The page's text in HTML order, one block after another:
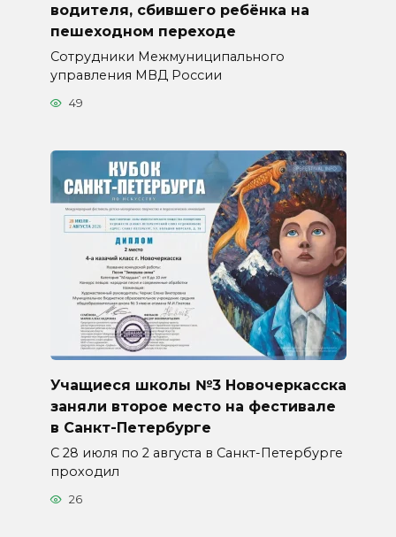
водителя, сбившего ребёнка на
пешеходном переходе
Сотрудники Межмуниципального
управления МВД России
49
Учащиеся школы №3 Новочеркасска
заняли второе место на фестивале
в Санкт-Петербурге
С 28 июля по 2 августа в Санкт-Петербурге
проходил
26